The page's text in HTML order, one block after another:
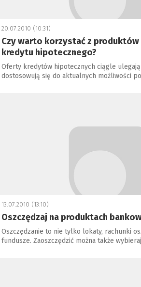
20.07.2010 (10:31)
Czy warto korzystać z produktów
kredytu hipotecznego?
Oferty kredytów hipotecznych ciągle ulegają
dostosowują się do aktualnych możliwości
13.07.2010 (13:10)
Oszczędzaj na produktach
Oszczędzanie to nie tylko lokaty, rachunki
fundusze. Zaoszczędzić można także